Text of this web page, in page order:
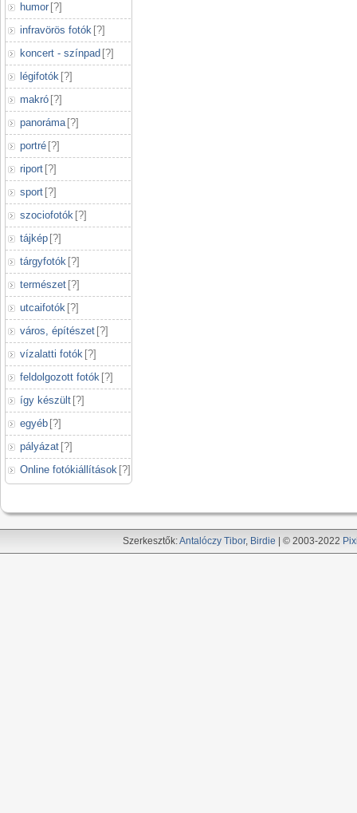
humor [?]
infravörös fotók [?]
koncert - színpad [?]
légifotók [?]
makró [?]
panoráma [?]
portré [?]
riport [?]
sport [?]
szociofotók [?]
tájkép [?]
tárgyfotók [?]
természet [?]
utcaifotók [?]
város, építészet [?]
vízalatti fotók [?]
feldolgozott fotók [?]
így készült [?]
egyéb [?]
pályázat [?]
Online fotókiállítások [?]
Szerkesztők:Antalóczy Tibor, Birdie | © 2003-2022